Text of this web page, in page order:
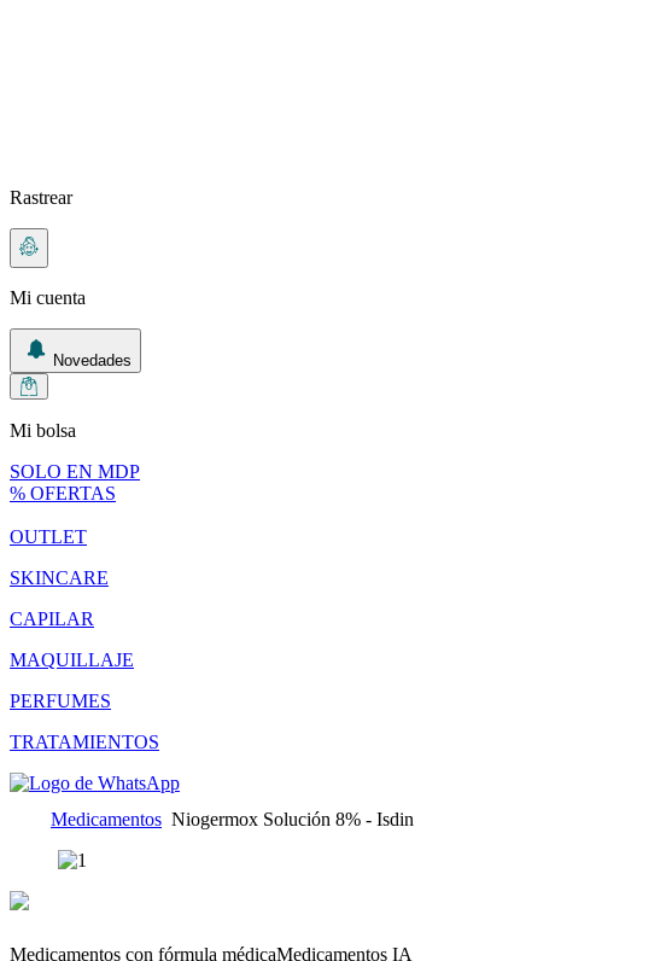
Rastrear
Mi cuenta
Novedades
Mi bolsa
SOLO EN MDP
% OFERTAS
OUTLET
SKINCARE
CAPILAR
MAQUILLAJE
PERFUMES
TRATAMIENTOS
Medicamentos Niogermox Solución 8% - Isdin
Medicamentos con fórmula médicaMedicamentos IA